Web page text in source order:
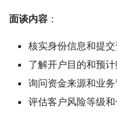
面谈内容 ：
核实身份信息和提
了解开户目的和预
询问资金来源和业
评估客户风险等级